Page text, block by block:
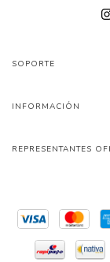
SOPORTE
INFORMACIÓN
REPRESENTANTES